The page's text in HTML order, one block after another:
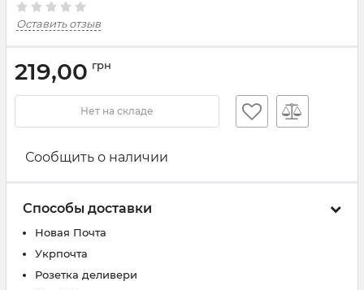
Оставить отзыв
219,00 грн
Нет на складе
Сообщить о наличии
Способы доставки
Новая Почта
Укрпочта
Розетка деливери